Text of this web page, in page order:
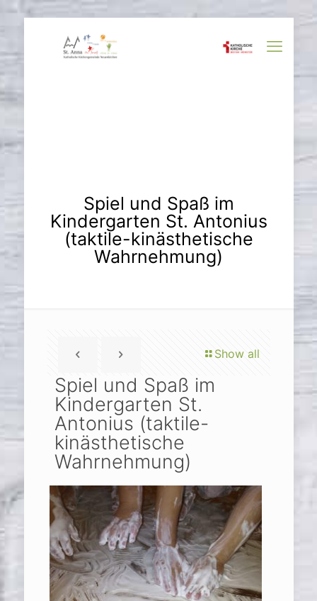
Spiel und Spaß im
Kindergarten St. Antonius
(taktile-kinästhetische
Wahrnehmung)
Show all
Spiel und Spaß im
Kindergarten St.
Antonius (taktile-
kinästhetische
Wahrnehmung)